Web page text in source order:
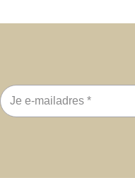
E-
mailadres